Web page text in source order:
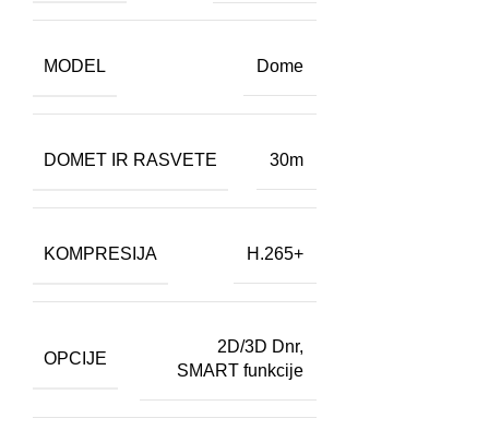
MODEL Dome
DOMET IR RASVETE 30m
KOMPRESIJA H.265+
OPCIJE
2D/3D Dnr,
SMART funkcije